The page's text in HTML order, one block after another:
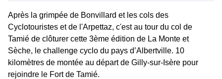
Après la grimpée de Bonvillard et les cols des
Cyclotouristes et de l'Arpettaz, c'est au tour du col de
Tamié de clôturer cette 3ème édition de La Monte et
Sèche, le challenge cyclo du pays d’Albertville. 10
kilomètres de montée au départ de Gilly-sur-Isère pour
rejoindre le Fort de Tamié.